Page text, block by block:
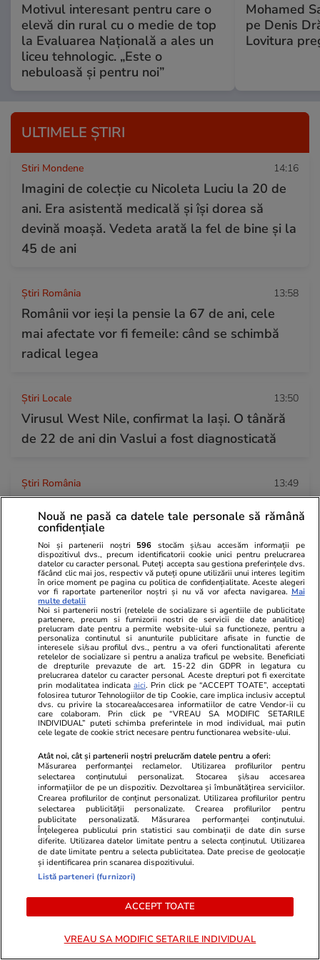
Motivul interesant pentru care o
elevă din rural cu o medie de top
la Evaluarea Națională a ales un
liceu tehnologic. „Este o
nebuloasă și pentru noi”
Mohamed
pe Denis
Lovitura
ULTIMELE ȘTIRI
Stiri Mondene 14:16
Imagini de colecție cu Nicoleta Luciu la 20 de
ani. Era asistentă medicală și își dorea să
devină moașă. Vedeta arată la fel de bine și la
45 de ani
Știri România 13:58
Românii vor ieși la pensie la 67 de ani, cele
mai afectate vor fi femeile: când se schimbă
radical legea
Știri Locale 13:50
Virusul West Nile, confirmat la Iași. O tânără
de 22 de ani din Vaslui a fost diagnosticată
Știri România 13:49
înainte și după stația de taxare Fetești
Citește mai multe
TRENDING
Știri România 10:00
Matematica „Prințului”: Paul Al României a
fugit aproape 6 ani pentru o pedeapsă de care
putea scăpa în maximum 18 luni
Știri România
Cod roșu de caniculă pentru trei județe din
România: temperaturi de 40 de grade la
umbră. Prognoza ANM pentru 1-5 august
Bani și Afaceri 31 iul.
Ce se schimbă de la 1 august 2026 în
România. Buletinele vechi devin excepție,
reguli noi la pensii și taxe pe drumuri
Nouă ne pasă ca datele tale personale să rămână
confidențiale
Noi și partenerii noștri 596 stocăm și/sau accesăm informații pe
dispozitivul dvs., precum identificatorii cookie unici pentru prelucrarea
datelor cu caracter personal. Puteți accepta sau gestiona preferințele dvs.
făcând clic mai jos, respectiv vă puteți opune utilizării unui interes legitim
în orice moment pe pagina cu politica de confidențialitate. Aceste alegeri
vor fi raportate partenerilor noștri și nu vă vor afecta navigarea. Mai
multe detalii
Noi si partenerii nostri (retelele de socializare si agentiile de publicitate
partenere, precum si furnizorii nostri de servicii de date analitice)
prelucram date pentru a permite website-ului sa functioneze, pentru a
personaliza continutul si anunturile publicitare afisate in functie de
interesele si/sau profilul dvs., pentru a va oferi functionalitati aferente
retelelor de socializare si pentru a analiza traficul pe website. Beneficiati
de drepturile prevazute de art. 15-22 din GDPR in legatura cu
prelucrarea datelor cu caracter personal. Aceste drepturi pot fi exercitate
prin modalitatea indicataaici. Prin click pe “ACCEPT TOATE”, acceptati
folosirea tuturor Tehnologiilor de tip Cookie, care implica inclusiv acceptul
dvs. cu privire la stocarea/accesarea informatiilor de catre Vendor-ii cu
care colaboram. Prin click pe “VREAU SA MODIFIC SETARILE
INDIVIDUAL” puteti schimba preferintele in mod individual, mai putin
cele legate de cookie strict necesare pentru functionarea website-ului.
Atât noi, cât și partenerii noștri prelucrăm datele pentru a oferi:
Măsurarea performanței reclamelor. Utilizarea profilurilor pentru
selectarea conținutului personalizat. Stocarea și/sau accesarea
informațiilor de pe un dispozitiv. Dezvoltarea și îmbunătățirea serviciilor.
Crearea profilurilor de conținut personalizat. Utilizarea profilurilor pentru
selectarea publicității personalizate. Crearea profilurilor pentru
publicitate personalizată. Măsurarea performanței conținutului.
Înțelegerea publicului prin statistici sau combinații de date din surse
diferite. Utilizarea datelor limitate pentru a selecta conținutul. Utilizarea
de date limitate pentru a selecta publicitatea. Date precise de geolocație
și identificarea prin scanarea dispozitivului.
Listă parteneri (furnizori)
ACCEPT TOATE
VREAU SA MODIFIC SETARILE INDIVIDUAL